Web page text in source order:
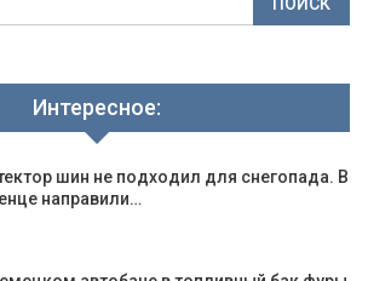
Интересное:
шин не подходил для снегопада. В
направили…